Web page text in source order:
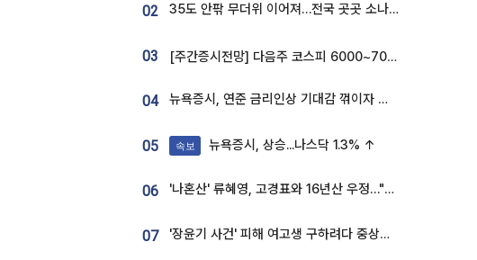
02 35도 안팎 무더위 이어져…전국 곳곳 소나기 [오늘 날씨]
03 [주간증시전망] 다음주 코스피 6000~7000⋯“外人 수급은 정책이 변수”
04 뉴욕증시, 연준 금리인상 기대감 꺾이자 상승...S&P500 사상 최고치 [종합]
05 속보 뉴욕증시, 상승...나스닥 1.3% ↑
06 '나혼산' 류혜영, 고경표와 16년산 우정…"자취방서 부모님과 마주쳐"
07 '장윤기 사건' 피해 여고생 구하려다 중상…고교생 의상자 지정